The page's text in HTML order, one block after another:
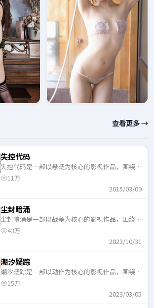
查看更多 →
失控代码
失控代码是一部以悬疑为核心的影视作品，围绕危
机、反转与人物成长展开，整体节奏紧凑，适合一
11万
2015/03/09
尘封暗涌
尘封暗涌是一部以战争为核心的影视作品，围绕危
机、反转与人物成长展开，整体节奏紧凑，适合一
43万
2023/10/31
潮汐疑踪
潮汐疑踪是一部以动作为核心的影视作品，围绕危
机、反转与人物成长展开，整体节奏紧凑，适合一
15万
2023/03/05